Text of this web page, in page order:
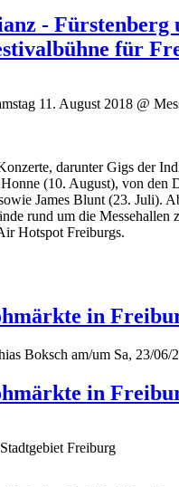
- Fürstenberg
für
11. August 2018 @
darunter Gigs der
(10. August), von den
James Blunt (23. Juli).
rund um die Messehallen
Hotspot Freiburgs.
in
Boksch am/um Sa, 23/06/
in
Freiburg